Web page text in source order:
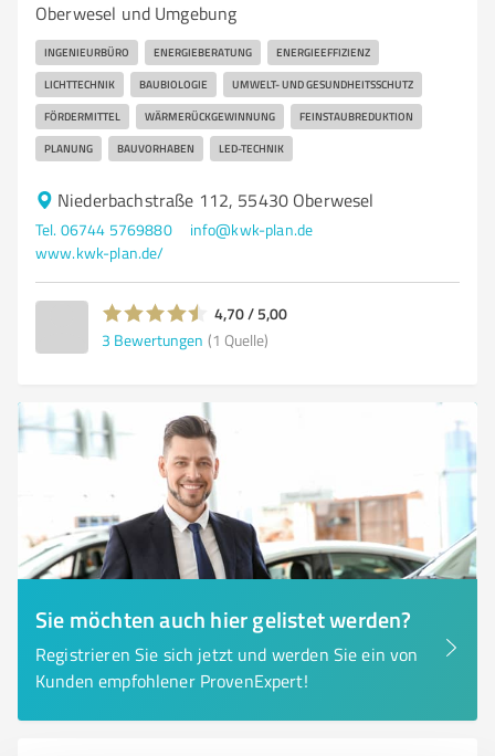
Oberwesel und Umgebung
INGENIEURBÜRO ENERGIEBERATUNG ENERGIEEFFIZIENZ
LICHTTECHNIK BAUBIOLOGIE UMWELT- UND GESUNDHEITSSCHUTZ
FÖRDERMITTEL WÄRMERÜCKGEWINNUNG FEINSTAUBREDUKTION
PLANUNG BAUVORHABEN LED-TECHNIK
Niederbachstraße 112, 55430 Oberwesel
Tel. 06744 5769880
info@kwk-plan.de
www.kwk-plan.de/
4,70 / 5,00
3 Bewertungen (1 Quelle)
Sie möchten auch hier gelistet werden?
Registrieren Sie sich jetzt und werden Sie ein von
Kunden empfohlener ProvenExpert!